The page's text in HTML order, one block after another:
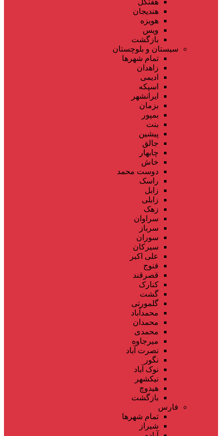
هندیجان
هویزه
ویس
بازگشت
سیستان و بلوچستان
تمام شهر‌ها
زاهدان
ادیمی
اسپکه
ایرانشهر
بزمان
بمپور
بنت
پیشین
جالق
چابهار
خاش
دوست محمد
راسک
زابل
زابلی
زهک
سراوان
سرباز
سوران
سیرکان
علی اکبر
فنوج
قصرقند
کنارک
گشت
گلمورتی
محمدآباد
محمدان
محمدی
میرجاوه
نصرت آباد
نگور
نوک آباد
نیکشهر
هیدوچ
بازگشت
فارس
تمام شهر‌ها
شیراز